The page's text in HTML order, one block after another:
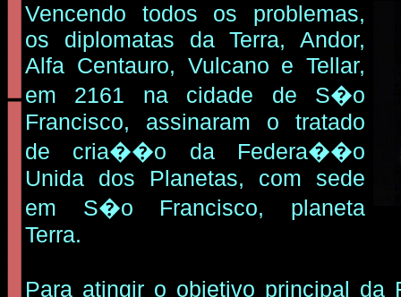
Vencendo todos os problemas,
os diplomatas da Terra, Andor,
Alfa Centauro, Vulcano e Tellar,
em 2161 na cidade de S�o
Francisco, assinaram o tratado
de cria��o da Federa��o
Unida dos Planetas, com sede
em S�o Francisco, planeta
Terra.
Para atingir o objetivo principal